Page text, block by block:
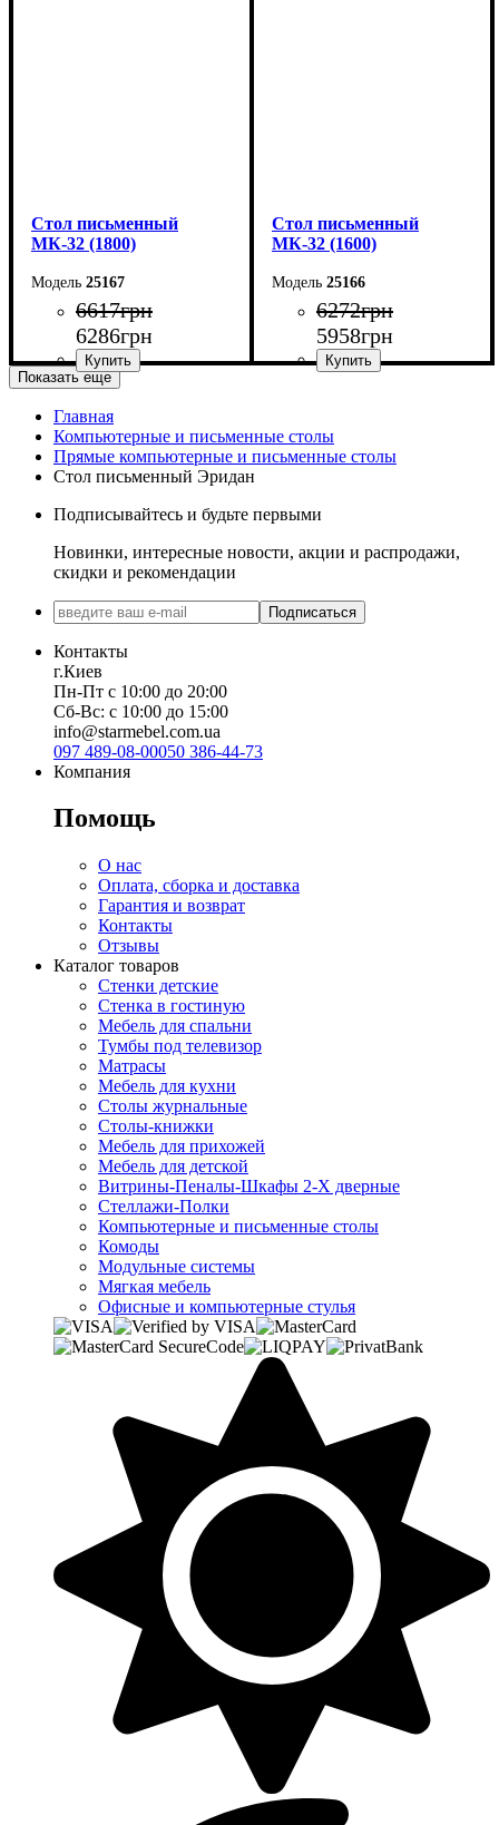
Cтол письменный
МК-32 (1800)
25167
6617грн
6286грн
Ширина: 180 см
Высота: 75 см
Глубина: 70 см
Cтол письменный
МК-32 (1600)
25166
6272грн
5958грн
Высота: 75 см
Глубина: 70 см
Показать еще
Главная
Компьютерные и письменные столы
Прямые компьютерные и письменные столы
Стол письменный Эридан
Подписывайтесь и будьте первыми
Новинки, интересные новости, акции и распродажи,
скидки и рекомендации
Подписаться
Контакты
г.Киев
Пн-Пт с 10:00 до 20:00
Сб-Вс: с 10:00 до 15:00
info@starmebel.com.ua
097 489-08-00050 386-44-73
Компания
Помощь
О нас
Оплата, сборка и доставка
Гарантия и возврат
Контакты
Отзывы
Каталог товаров
Стенки детские
Стенка в гостиную
Мебель для спальни
Тумбы под телевизор
Матрасы
Мебель для кухни
Столы журнальные
Столы-книжки
Мебель для прихожей
Мебель для детской
Витрины-Пеналы-Шкафы 2-Х дверные
Стеллажи-Полки
Компьютерные и письменные столы
Комоды
Модульные системы
Мягкая мебель
Офисные и компьютерные стулья